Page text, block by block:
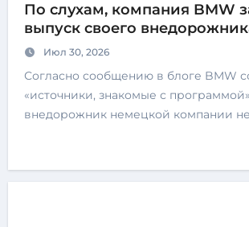
По слухам, компания BMW
выпуск своего
Июл 30, 2026
Согласно сообщению в блоге BMW со ссылкой на
«источники, знакомые с
внедорожник немецкой компании